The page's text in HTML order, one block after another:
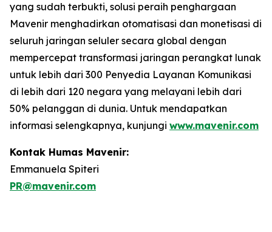
yang sudah terbukti, solusi peraih penghargaan
Mavenir menghadirkan otomatisasi dan monetisasi di
seluruh jaringan seluler secara global dengan
mempercepat transformasi jaringan perangkat lunak
untuk lebih dari 300 Penyedia Layanan Komunikasi
di lebih dari 120 negara yang melayani lebih dari
50% pelanggan di dunia. Untuk mendapatkan
informasi selengkapnya, kunjungi www.mavenir.com
Kontak Humas Mavenir:
Emmanuela Spiteri
PR@mavenir.com